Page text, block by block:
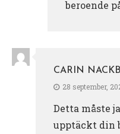
beroende
CARIN
28 september,
Detta måste
upptäckt din